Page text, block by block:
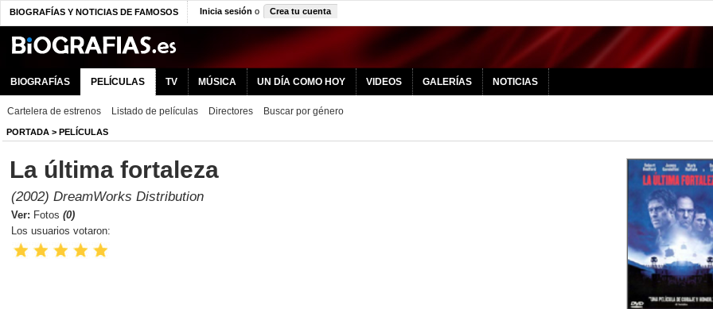
BIOGRAFÍAS Y NOTICIAS DE FAMOSOS Inicia sesión o Crea tu cuenta
BIOGRAFÍAS PELÍCULAS TV MÚSICA UN DÍA COMO HOY VIDEOS GALERÍAS NOTICIAS
Cartelera de estrenos Listado de películas Directores Buscar por género
PORTADA > PELÍCULAS
La última fortaleza
(2002) DreamWorks Distribution
Ver: Fotos (0)
Los usuarios votaron: